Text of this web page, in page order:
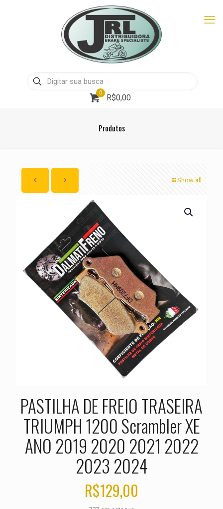
0
R$0,00
Produtos
Show all
PASTILHA DE FREIO TRASEIRA
TRIUMPH 1200 Scrambler XE
ANO 2019 2020 2021 2022
2023 2024
R$129,00